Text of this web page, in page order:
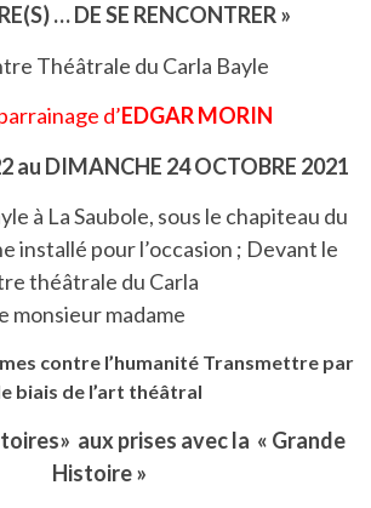
… DE SE RENCONTRER »
Théâtrale du Carla Bayle
d’EDGAR MORIN
au DIMANCHE 24 OCTOBRE 2021
à La Saubole, sous le chapiteau du
installé pour l’occasion ; Devant le
théâtrale du Carla
monsieur madame
contre l’humanité Transmettre par
biais de l’art théâtral
aux prises avec la « Grande
Histoire »